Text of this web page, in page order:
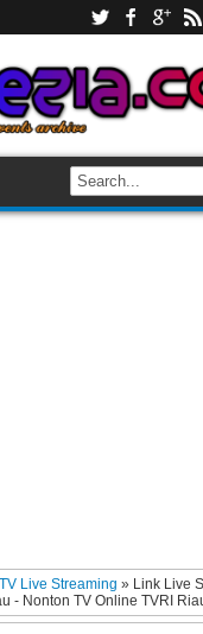
TV Live Streaming» Link Live
- Nonton TV Online TVRI